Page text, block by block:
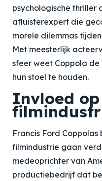
psychologische thriller
afluisterexpert die
morele dilemmas
Met meesterlijk
sfeer weet Coppola
hun stoel te houden.
Invloed
Francis Ford
filmindustrie gaan
medeoprichter van
productiebedrijf dat